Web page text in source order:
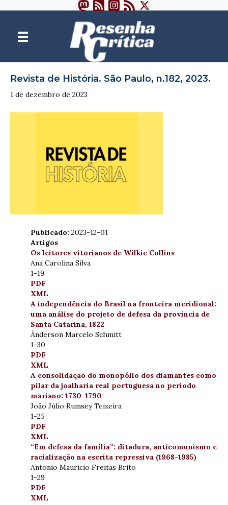
Revista de História. São Paulo, n.182, 2023.
1 de dezembro de 2023
Publicado: 2023-12-01
Artigos
Os leitores vitorianos de Wilkie Collins
Ana Carolina Silva
1-19
PDF
XML
A independência do Brasil na fronteira meridional:
uma análise do projeto de defesa da província de
Santa Catarina, 1822
Ânderson Marcelo Schmitt
1-30
PDF
XML
A consolidação do monopólio dos diamantes como
pilar da joalharia real portuguesa no período
mariano: 1730-1790
João Júlio Rumsey Teixeira
1-25
PDF
XML
“Em defesa da família”: ditadura, anticomunismo e
racialização na escrita repressiva (1968-1985)
Antonio Mauricio Freitas Brito
1-29
PDF
XML